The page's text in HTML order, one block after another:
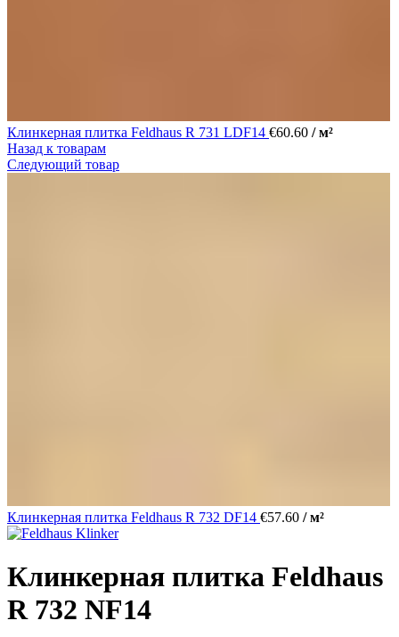
Клинкерная плитка Feldhaus R 731 LDF14 €60.60 / м²
Назад к товарам
Следующий товар
Клинкерная плитка Feldhaus R 732 DF14 €57.60 / м²
Клинкерная плитка Feldhaus
R 732 NF14